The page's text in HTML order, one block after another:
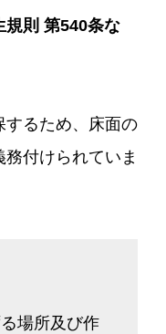
規則 第540条な
するため、床面の
付けられていま
場所及び作